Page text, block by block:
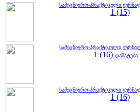
სამეცნიერო-პრაქტიკული
1 (15)
სამეცნიერო-პრაქტიკული
1 (16) დამატება
სამეცნიერო-პრაქტიკული
1 (16)